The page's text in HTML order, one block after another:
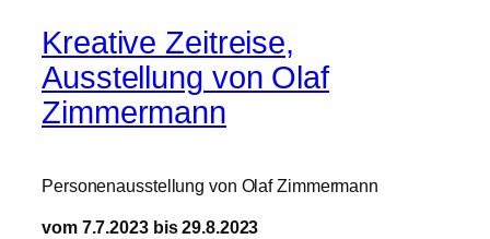
Kreative Zeitreise,
Ausstellung von Olaf
Zimmermann
Personenausstellung von Olaf Zimmermann
vom 7.7.2023 bis 29.8.2023